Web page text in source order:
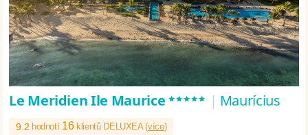
Le Meridien Ile Maurice***** | Maurícius
9.2 hodnotí 16klientů DELUXEA (více)